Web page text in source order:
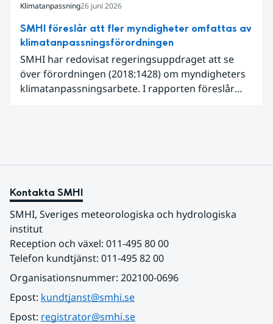
Klimatanpassning26 juni 2026
SMHI föreslår att fler myndigheter omfattas av
klimatanpassningsförordningen
SMHI har redovisat regeringsuppdraget att se
över förordningen (2018:1428) om myndigheters
klimatanpassningsarbete. I rapporten föreslår
Kontakta SMHI
SMHI, Sveriges meteorologiska och hydrologiska
institut
Reception och växel: 011-495 80 00
Telefon kundtjänst: 011-495 82 00
Organisationsnummer: 202100-0696
Epost: kundtjanst@smhi.se
Epost: registrator@smhi.se